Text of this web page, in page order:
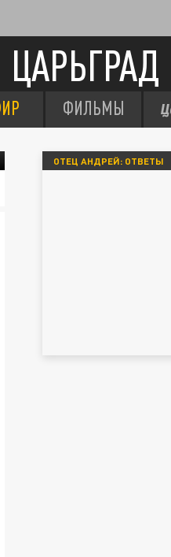
ЦАРЬГРАД
ФИЛЬМЫ
ОТЕЦ АНДРЕЙ: ОТВЕТЫ